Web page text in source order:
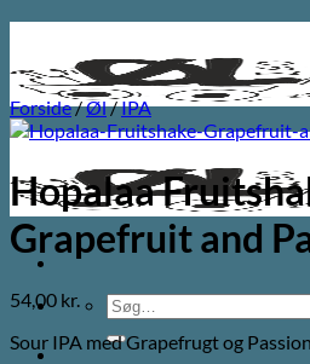
Søg
efter:
Forside/Øl/IPA
Hopalaa
Grapefruit and
54,00 kr.
Sour IPA med Grapefrugt og Passion